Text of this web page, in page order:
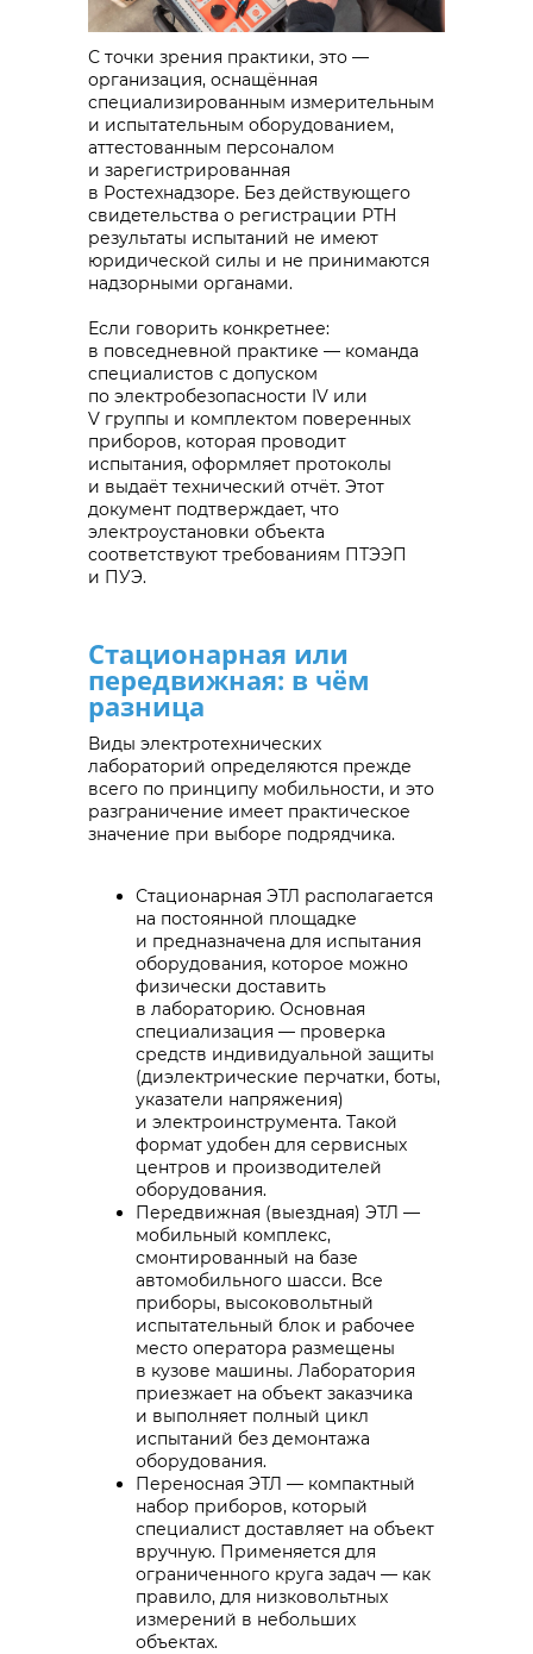
С точки зрения практики, это —
организация, оснащённая
специализированным измерительным
и испытательным оборудованием,
аттестованным персоналом
и зарегистрированная
в Ростехнадзоре. Без действующего
свидетельства о регистрации РТН
результаты испытаний не имеют
юридической силы и не принимаются
надзорными органами.
Если говорить конкретнее:
в повседневной практике — команда
специалистов с допуском
по электробезопасности IV или
V группы и комплектом поверенных
приборов, которая проводит
испытания, оформляет протоколы
и выдаёт технический отчёт. Этот
документ подтверждает, что
электроустановки объекта
соответствуют требованиям ПТЭЭП
и ПУЭ.
Стационарная или
передвижная: в чём
разница
Виды электротехнических
лабораторий определяются прежде
всего по принципу мобильности, и это
разграничение имеет практическое
значение при выборе подрядчика.
Стационарная ЭТЛ располагается
на постоянной площадке
и предназначена для испытания
оборудования, которое можно
физически доставить
в лабораторию. Основная
специализация — проверка
средств индивидуальной защиты
(диэлектрические перчатки, боты,
указатели напряжения)
и электроинструмента. Такой
формат удобен для сервисных
центров и производителей
оборудования.
Передвижная (выездная) ЭТЛ —
мобильный комплекс,
смонтированный на базе
автомобильного шасси. Все
приборы, высоковольтный
испытательный блок и рабочее
место оператора размещены
в кузове машины. Лаборатория
приезжает на объект заказчика
и выполняет полный цикл
испытаний без демонтажа
оборудования.
Переносная ЭТЛ — компактный
набор приборов, который
специалист доставляет на объект
вручную. Применяется для
ограниченного круга задач — как
правило, для низковольтных
измерений в небольших
объектах.